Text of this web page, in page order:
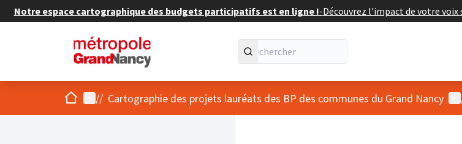
Notre espace cartographique des budgets participatifs est en ligne !-Découvrez l'impact de votre
AccueilMenu principal
// Cartographie des projets lauréats des BP des communes du Grand Nancy